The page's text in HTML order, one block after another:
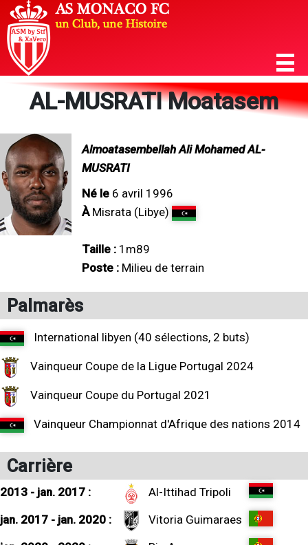
AL-MUSRATI Moatasem
Almoatasembellah Ali Mohamed AL-
MUSRATI
Né le 6 avril 1996
ÀMisrata (Libye)
Taille : 1m89
Poste : Milieu de terrain
Palmarès
International libyen (40 sélections, 2 buts)
Vainqueur Coupe de la Ligue Portugal 2024
Vainqueur Coupe du Portugal 2021
Vainqueur Championnat d'Afrique des nations 2014
Carrière
2013 - jan. 2017 :
Al-Ittihad Tripoli
jan. 2017 - jan. 2020 :
Vitoria Guimaraes